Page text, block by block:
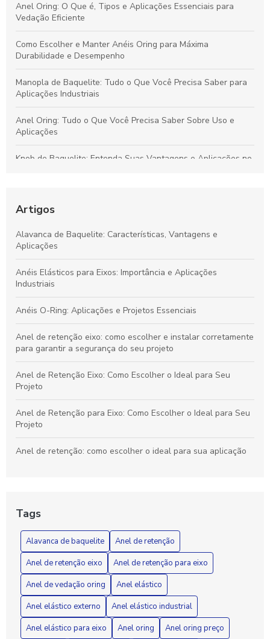
Anel Oring: O Que é, Tipos e Aplicações Essenciais para
Vedação Eficiente
Como Escolher e Manter Anéis Oring para Máxima
Durabilidade e Desempenho
Manopla de Baquelite: Tudo o Que Você Precisa Saber para
Aplicações Industriais
Anel Oring: Tudo o Que Você Precisa Saber Sobre Uso e
Aplicações
Knob de Baquelite: Entenda Suas Vantagens e Aplicações no
na Indústria
Aplicações e Benefícios da Manopla de Baquelite para
Equipamentos Industriais
Guia Completo sobre Manopla de Baquelite: Funcionalidade,
Benefícios e Aplicações
Artigos
Alavanca de Baquelite: Características, Vantagens e
Aplicações
Anéis Elásticos para Eixos: Importância e Aplicações
Industriais
Anéis O-Ring: Aplicações e Projetos Essenciais
Anel de retenção eixo: como escolher e instalar corretamente
para garantir a segurança do seu projeto
Anel de Retenção Eixo: Como Escolher o Ideal para Seu
Projeto
Anel de Retenção para Eixo: Como Escolher o Ideal para Seu
Projeto
Anel de retenção: como escolher o ideal para sua aplicação
Anel de vedação O-ring: Como Escolher e Aplicar
Anel de Vedação O-Ring: Como Escolher o Ideal para Seu
Projeto
Anel elástico é a solução ideal para aumentar a segurança e
a praticidade no seu dia a dia
Anel elástico externo é a solução ideal para aumentar a
Tags
Alavanca de baquelite
Anel de retenção
Anel de retenção eixo
Anel de retenção para eixo
Anel de vedação oring
Anel elástico
Anel elástico externo
Anel elástico industrial
Anel elástico para eixo
Anel oring
Anel oring preço